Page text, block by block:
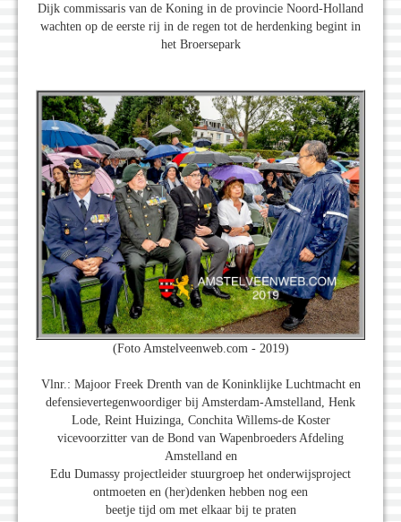
Dijk commissaris van de Koning in de provincie Noord-Holland
wachten op de eerste rij in de regen tot de herdenking begint in
het Broersepark
(Foto Amstelveenweb.com - 2019)
Vlnr.: Majoor Freek Drenth van de Koninklijke Luchtmacht en
defensievertegenwoordiger bij Amsterdam-Amstelland, Henk
Lode, Reint Huizinga, Conchita Willems-de Koster
vicevoorzitter van de Bond van Wapenbroeders Afdeling
Amstelland en
Edu Dumassy projectleider stuurgroep het onderwijsproject
ontmoeten en (her)denken hebben nog een
beetje tijd om met elkaar bij te praten